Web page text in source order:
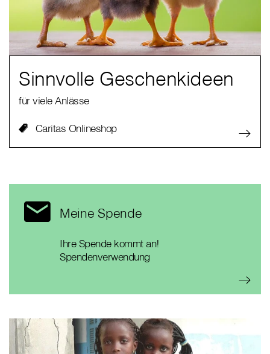
Sinnvolle Geschenkideen
für viele Anlässe
Caritas Onlineshop
Meine Spende
Ihre Spende kommt an!
Spendenverwendung